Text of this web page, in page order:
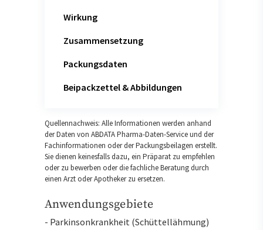
Wirkung
Zusammensetzung
Packungsdaten
Beipackzettel & Abbildungen
Quellennachweis: Alle Informationen werden anhand
der Daten von ABDATA Pharma-Daten-Service und der
Fachinformationen oder der Packungsbeilagen erstellt.
Sie dienen keinesfalls dazu, ein Präparat zu empfehlen
oder zu bewerben oder die fachliche Beratung durch
einen Arzt oder Apotheker zu ersetzen.
Anwendungsgebiete
- Parkinsonkrankheit (Schüttellähmung)